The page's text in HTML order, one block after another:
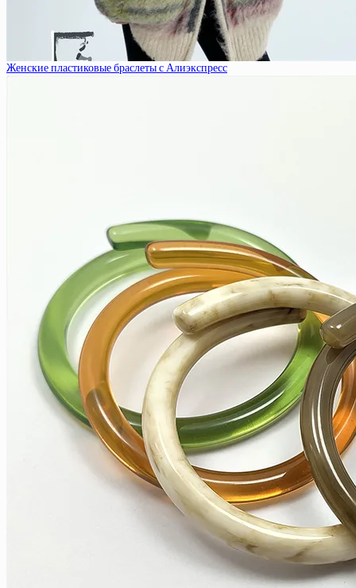
Женские пластиковые браслеты с Алиэкспресс